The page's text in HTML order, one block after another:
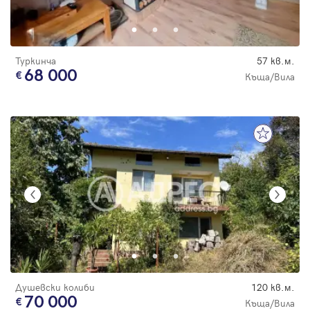
Туркинча 57 кв.м.
68 000 Къща/Вила
Душевски колиби 120 кв.м.
70 000 Къща/Вила